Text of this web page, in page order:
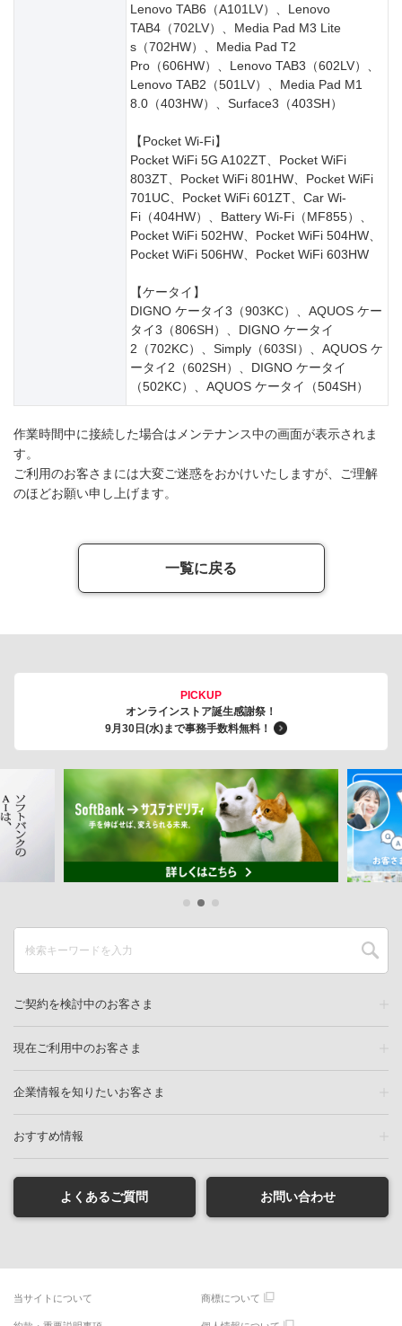
Lenovo TAB6（A101LV）、Lenovo
TAB4（702LV）、Media Pad M3 Lite
s（702HW）、Media Pad T2
Pro（606HW）、Lenovo TAB3（602LV）、
Lenovo TAB2（501LV）、Media Pad M1
8.0（403HW）、Surface3（403SH）
【Pocket Wi-Fi】
Pocket WiFi 5G A102ZT、Pocket WiFi
803ZT、Pocket WiFi 801HW、Pocket WiFi
701UC、Pocket WiFi 601ZT、Car Wi-
Fi（404HW）、Battery Wi-Fi（MF855）、
Pocket WiFi 502HW、Pocket WiFi 504HW、
Pocket WiFi 506HW、Pocket WiFi 603HW
【ケータイ】
DIGNO ケータイ3（903KC）、AQUOS ケー
タイ3（806SH）、DIGNO ケータイ
2（702KC）、Simply（603SI）、AQUOS ケ
ータイ2（602SH）、DIGNO ケータイ
（502KC）、AQUOS ケータイ（504SH）
作業時間中に接続した場合はメンテナンス中の画面が表示されま
す。
ご利用のお客さまには大変ご迷惑をおかけいたしますが、ご理解
のほどお願い申し上げます。
一覧に戻る
PICKUP
オンラインストア誕生感謝祭！
9月30日(水)まで事務手数料無料！
ご契約を検討中のお客さま
現在ご利用中のお客さま
企業情報を知りたいお客さま
おすすめ情報
よくあるご質問 お問い合わせ
当サイトについて 商標について